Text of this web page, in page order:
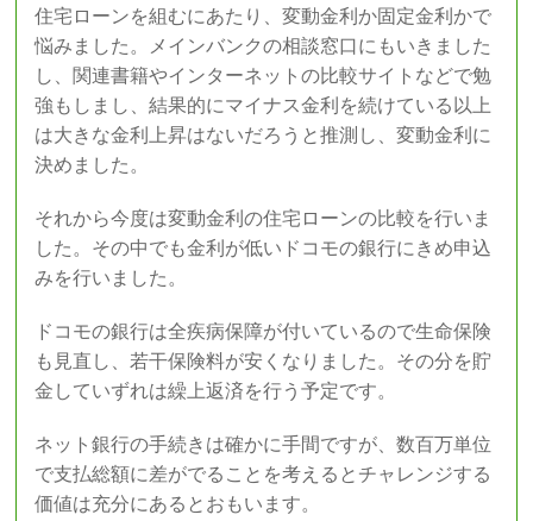
住宅ローンを組むにあたり、変動金利か固定金利かで
悩みました。メインバンクの相談窓口にもいきました
し、関連書籍やインターネットの比較サイトなどで勉
強もしまし、結果的にマイナス金利を続けている以上
は大きな金利上昇はないだろうと推測し、変動金利に
決めました。
それから今度は変動金利の住宅ローンの比較を行いま
した。その中でも金利が低いドコモの銀行にきめ申込
みを行いました。
ドコモの銀行は全疾病保障が付いているので生命保険
も見直し、若干保険料が安くなりました。その分を貯
金していずれは繰上返済を行う予定です。
ネット銀行の手続きは確かに手間ですが、数百万単位
で支払総額に差がでることを考えるとチャレンジする
価値は充分にあるとおもいます。